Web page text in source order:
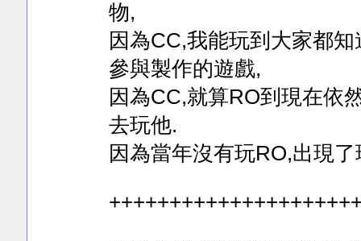
物,
因為CC,我能玩到大家都
參與製作的遊戲,
因為CC,就算RO到現在依
去玩他.
因為當年沒有玩RO,出現